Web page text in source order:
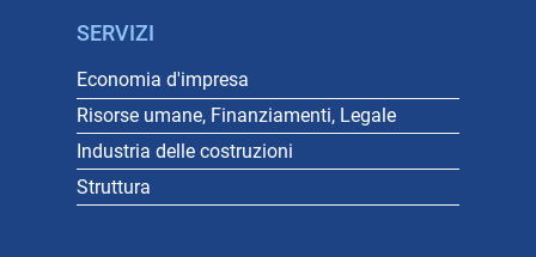
SERVIZI
Economia d'impresa
Risorse umane, Finanziamenti, Legale
Industria delle costruzioni
Struttura